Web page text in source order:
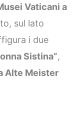
Vaticani a
sul lato
i due
Sistina”,
Alte Meister